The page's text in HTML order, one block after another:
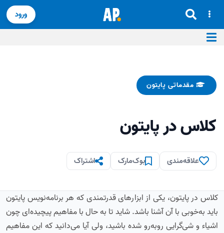
ورود
مقدماتی پایتون
کلاس در پایتون
علاقه‌مندی بوک‌مارک اشتراک
کلاس در پایتون، یکی از ابزارهای قدرتمندی که هر برنامه‌نویس پایتون
باید به‌خوبی با آن آشنا باشد. شاید تا به حال با مفاهیم پیچیده‌ای چون
اشیاء و شی‌گرایی روبه‌رو شده باشید، ولی آیا می‌دانید که این مفاهیم